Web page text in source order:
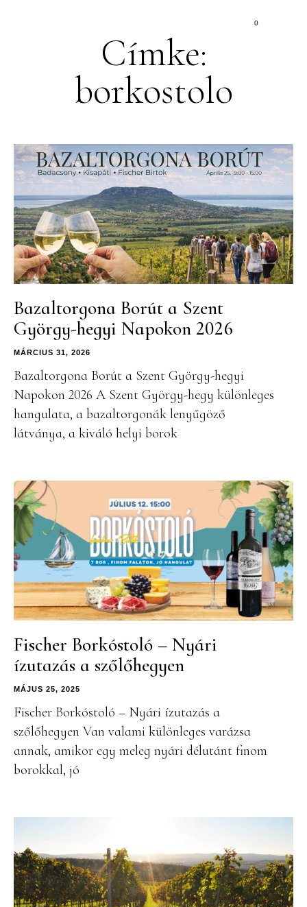
0
Címke:
borkostolo
Bazaltorgona Borút a Szent
György-hegyi Napokon 2026
MÁRCIUS 31, 2026
Bazaltorgona Borút a Szent György-hegyi
Napokon 2026 A Szent György-hegy különleges
hangulata, a bazaltorgonák lenyűgöző
látványa, a kiváló helyi borok
Fischer Borkóstoló – Nyári
ízutazás a szőlőhegyen
MÁJUS 25, 2025
Fischer Borkóstoló – Nyári ízutazás a
szőlőhegyen Van valami különleges varázsa
annak, amikor egy meleg nyári délutánt finom
borokkal, jó